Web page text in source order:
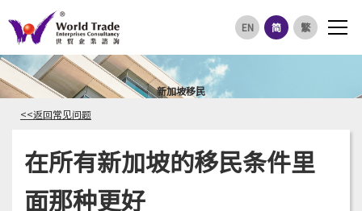
EN 简 繁
新加坡移民
<<返回常见问题
在所有新加坡的移民条件里
面那种更好